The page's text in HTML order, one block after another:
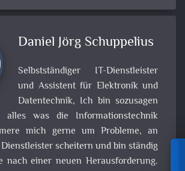
Daniel Jörg Schuppelius
Selbstständiger IT-Dienstleister
und Assistent für Elektronik und
Datentechnik, Ich bin sozusagen
alles was die Informationstechnik
mich gerne um Probleme, an
scheitern und bin ständig
nach einer neuen Herausforderung.